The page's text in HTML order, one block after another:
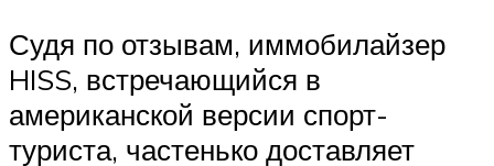
Судя по отзывам, иммобилайзер
HISS, встречающийся в
американской версии спорт-
туриста, частенько доставляет